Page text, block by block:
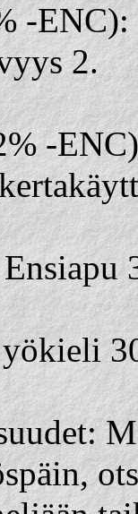
-ENC):
2.
-